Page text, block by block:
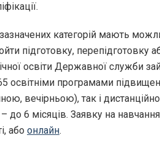
категорій мають
підготовку, перепідготовку
освіти Державної служби
освітніми програмами
вечірньою), так і
до 6 місяців. Заявку на
або онлайн.